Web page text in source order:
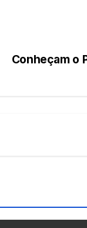
Conheçam o